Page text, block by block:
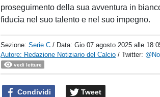
proseguimento della sua avventura in
fiducia nel suo talento e nel suo impegno.
Sezione:Serie C / Data:Gio 07 agosto 2025 alle
Autore: Redazione Notiziario del Calcio / Twitter:
vedi letture
Condividi Tweet